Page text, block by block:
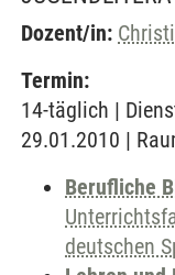
Dozent/in:
Termin:
14-täglich |
29.01.2010 |
Berufliche
deutschen